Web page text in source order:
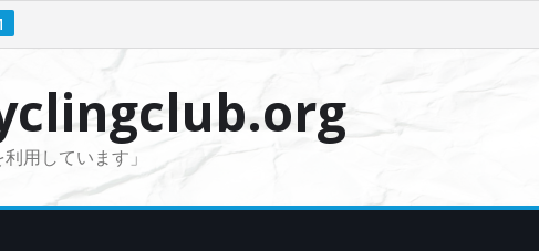
用しています」